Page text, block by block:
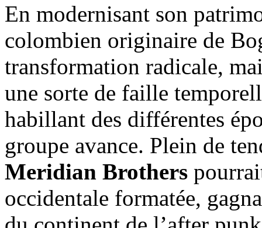
En modernisant son
colombien originaire de
transformation radicale,
une sorte de faille
habillant des différentes
groupe avance. Plein de
Meridian Brothers
occidentale formatée,